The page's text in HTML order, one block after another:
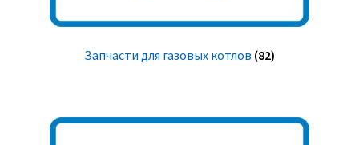
Запчасти для газовых котлов (82)